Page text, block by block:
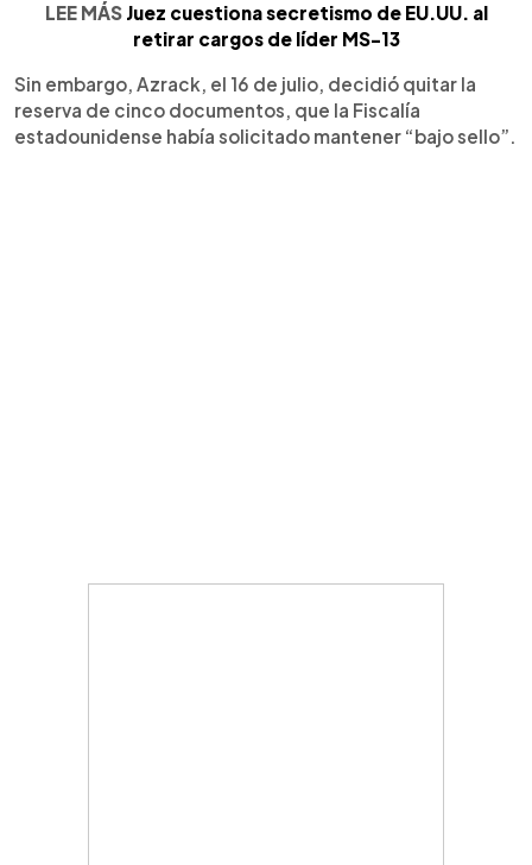
LEE MÁS Juez cuestiona secretismo de EU.UU. al
retirar cargos de líder MS-13
Sin embargo, Azrack, el 16 de julio, decidió quitar la
reserva de cinco documentos, que la Fiscalía
estadounidense había solicitado mantener “bajo sello”.